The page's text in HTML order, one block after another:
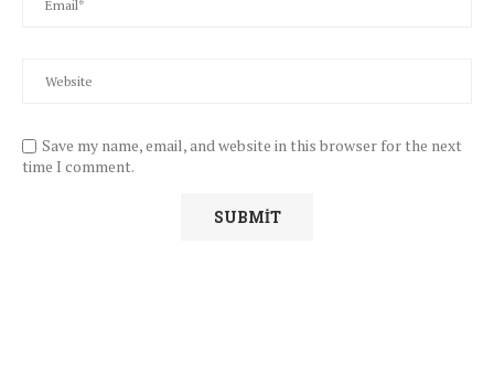
Save my name, email, and website in this browser for the next
time I comment.